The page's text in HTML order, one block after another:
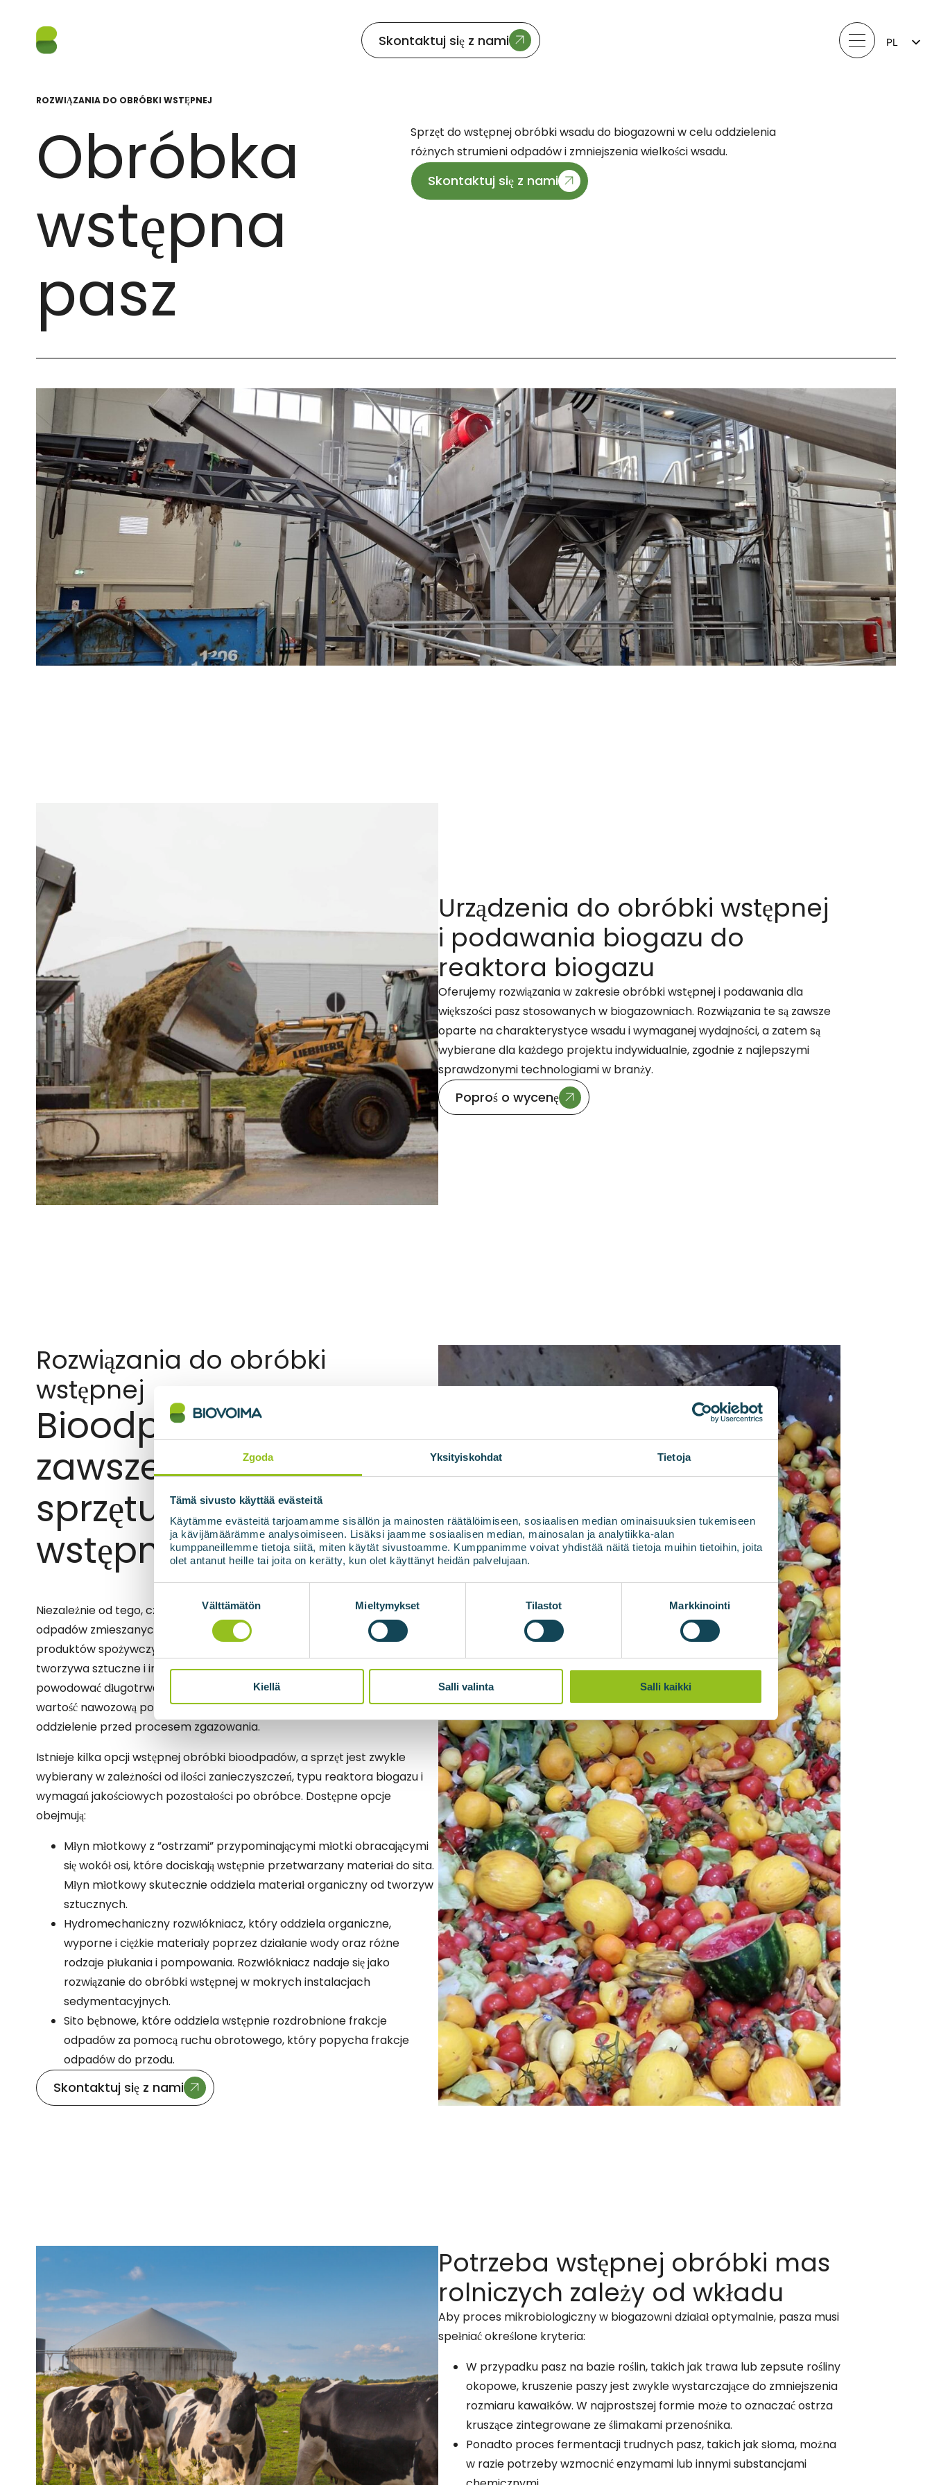
Zgoda Yksityiskohdat Tietoja
Tämä sivusto käyttää evästeitä
Käytämme evästeitä tarjoamamme sisällön ja mainosten räätälöimiseen, sosiaalisen median ominaisuuksien tukemiseen
ja kävijämäärämme analysoimiseen. Lisäksi jaamme sosiaalisen median, mainosalan ja analytiikka-alan
kumppaneillemme tietoja siitä, miten käytät sivustoamme. Kumppanimme voivat yhdistää näitä tietoja muihin tietoihin, joita
olet antanut heille tai joita on kerätty, kun olet käyttänyt heidän palvelujaan.
Välttämätön Mieltymykset Tilastot Markkinointi
Kiellä Salli valinta Salli kaikki
Skontaktuj się z nami
PL
ROZWIĄZANIA DO OBRÓBKI WSTĘPNEJ
Obróbka
wstępna
pasz
Sprzęt do wstępnej obróbki wsadu do biogazowni w celu oddzielenia
różnych strumieni odpadów i zmniejszenia wielkości wsadu.
Skontaktuj się z nami
Urządzenia do obróbki wstępnej
i podawania biogazu do
reaktora biogazu
Oferujemy rozwiązania w zakresie obróbki wstępnej i podawania dla
większości pasz stosowanych w biogazowniach. Rozwiązania te są zawsze
oparte na charakterystyce wsadu i wymaganej wydajności, a zatem są
wybierane dla każdego projektu indywidualnie, zgodnie z najlepszymi
sprawdzonymi technologiami w branży.
Poproś o wycenę
Rozwiązania do obróbki
wstępnej
Bioodpady prawie
zawsze wymagają
sprzętu do obróbki
wstępnej
Niezależnie od tego, czy bioodpady komunalne pochodzą z segregacji
odpadów zmieszanych, selektywnej zbiórki czy z przeterminowanych
produktów spożywczych w sklepach, prawie zawsze zawierają one
tworzywa sztuczne i inne zanieczyszczenia. Zanieczyszczenia te mogą
powodować długotrwałe problemy w reaktorze biogazu i zmniejszać
wartość nawozową pozostałości po przetwarzaniu, dlatego zaleca się ich
oddzielenie przed procesem zgazowania.
Istnieje kilka opcji wstępnej obróbki bioodpadów, a sprzęt jest zwykle
wybierany w zależności od ilości zanieczyszczeń, typu reaktora biogazu i
wymagań jakościowych pozostałości po obróbce. Dostępne opcje
obejmują:
Młyn młotkowy z ”ostrzami” przypominającymi młotki obracającymi
się wokół osi, które dociskają wstępnie przetwarzany materiał do sita.
Młyn młotkowy skutecznie oddziela materiał organiczny od tworzyw
sztucznych.
Hydromechaniczny rozwłókniacz, który oddziela organiczne,
wyporne i ciężkie materiały poprzez działanie wody oraz różne
rodzaje płukania i pompowania. Rozwłókniacz nadaje się jako
rozwiązanie do obróbki wstępnej w mokrych instalacjach
sedymentacyjnych.
Sito bębnowe, które oddziela wstępnie rozdrobnione frakcje
odpadów za pomocą ruchu obrotowego, który popycha frakcje
odpadów do przodu.
Skontaktuj się z nami
Potrzeba wstępnej obróbki mas
rolniczych zależy od wkładu
Aby proces mikrobiologiczny w biogazowni działał optymalnie, pasza musi
spełniać określone kryteria:
W przypadku pasz na bazie roślin, takich jak trawa lub zepsute rośliny
okopowe, kruszenie paszy jest zwykle wystarczające do zmniejszenia
rozmiaru kawałków. W najprostszej formie może to oznaczać ostrza
kruszące zintegrowane ze ślimakami przenośnika.
Ponadto proces fermentacji trudnych pasz, takich jak słoma, można
w razie potrzeby wzmocnić enzymami lub innymi substancjami